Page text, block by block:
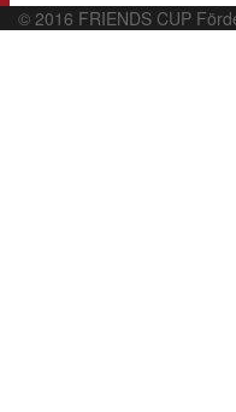
© 2016 FRIENDS CUP